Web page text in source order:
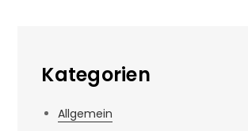
Kategorien
Allgemein